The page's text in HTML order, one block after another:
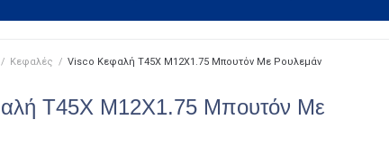
/ Κεφαλές / Visco Κεφαλή T45X M12X1.75 Μπουτόν Με Ρουλεμάν
T45X M12X1.75 Μπουτόν Με